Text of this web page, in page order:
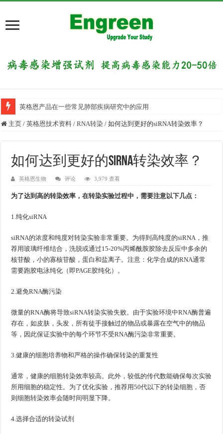
英格恩产品在一些常见肺部疾病研究中的应用
主页 / 英格恩技术资料 / RNA转染 / 如何达到更好的siRNA转染效率？
如何达到更好的siRNA转染效率？
英格恩生物 评论 3,979 查看
为了达到高的转染效率，在转染实验过程中，需要注意以下几点：
1.纯化siRNA
siRNA的浓度和纯度对转染实验非常重要。为得到高纯度的siRNA，推
荐用玻璃纤维结合，洗脱或通过15-20%丙烯酰胺胶除去反应中多余的
核苷酸，小的寡核苷酸，蛋白和盐离子。注意：化学合成的RNA通常
需要跑胶电泳纯化（即PAGE胶纯化）。
2.避免RNA酶污染
微量的RNA酶将导致siRNA转染实验失败。由于实验环境中RNA酶普遍
存在，如皮肤，头发，所有徒手接触过的物品或暴露在空气中的物品
等，因此保证实验中的每个环节不受RNA酶污染非常重要。
3.健康的细胞培养物和严格的操作确保转染的重复性
通常，健康的细胞转染效率较高。此外，较低的传代数能确保每次实验
所用细胞的稳定性。为了优化实验，推荐用50代以下的转染细胞，否
则细胞转染效率会随时间明显下降。
4.选择合适的转染试剂